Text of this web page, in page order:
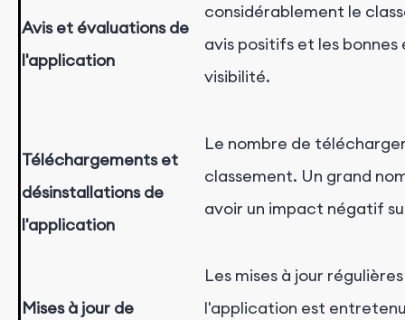
Avis et évaluations de
l'application
considérablement le
avis positifs et les
visibilité.
Téléchargements et
désinstallations de
l'application
Le nombre de
classement. Un grand
avoir un impact négatif
Mises à jour de
Les mises à jour
l'application est